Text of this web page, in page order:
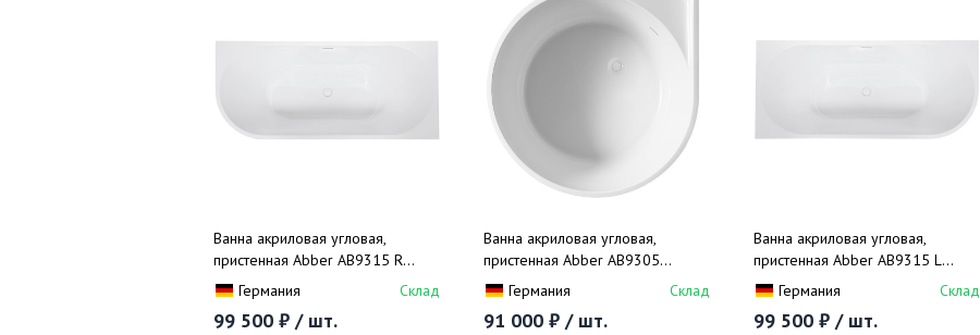
Ванна акриловая угловая,
пристенная Abber AB9315 R
170x75x60 (белый), правая,
слив-перелив
Германия Склад
99 500 ₽ / шт.
Ванна акриловая угловая,
пристенная Abber AB9305
95x95x76 (белый), слив-перелив
Германия Склад
91 000 ₽ / шт.
Ванна акриловая угловая,
пристенная Abber AB9315 L
170x75x60 (белый), левая, слив-
перелив
Германия Склад
99 500 ₽ / шт.